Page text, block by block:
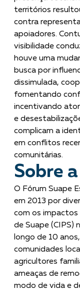
territórios
contra
apoiadores.
visibilidade
houve uma
busca por
dissimulada,
fomentando
incentivando
e
complicam a
em conflitos
comunitárias.
Sobre
O Fórum Suape
em 2013 por
com os impactos
de Suape (CIPS)
longo de 10
comunidades
agricultores
ameaças de
modo de vida e